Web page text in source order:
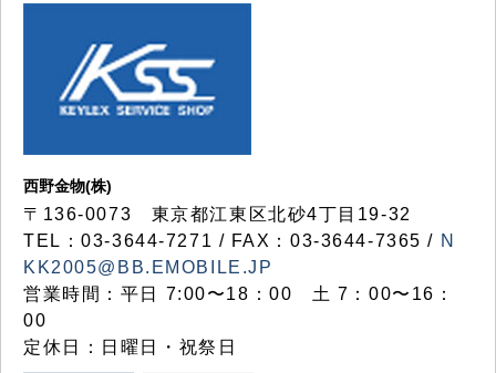
西野金物(株)
〒136-0073 東京都江東区北砂4丁目19-32
TEL：03‐3644‐7271 / FAX：03-3644-7365 / N
KK2005@BB.EMOBILE.JP
営業時間：平日 7:00〜18：00 土 7：00〜16：
00
定休日：日曜日・祝祭日